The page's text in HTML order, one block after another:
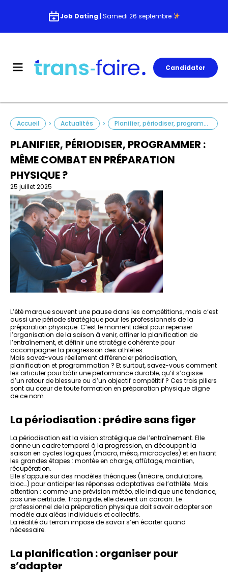
Job Dating | Samedi 26 septembre
Candidater
Accueil > Actualités > Planifier, périodiser, programmer : même combat en préparation physique ?
PLANIFIER, PÉRIODISER, PROGRAMMER :
MÊME COMBAT EN PRÉPARATION
PHYSIQUE ?
25 juillet 2025
L’été marque souvent une pause dans les compétitions, mais c’est
aussi une période stratégique pour les professionnels de la
préparation physique. C’est le moment idéal pour repenser
l’organisation de la saison à venir, affiner la planification de
l’entraînement, et définir une stratégie cohérente pour
accompagner la progression des athlètes.
Mais savez-vous réellement différencier périodisation,
planification et programmation ? Et surtout, savez-vous comment
les articuler pour bâtir une performance durable, qu’il s’agisse
d’un retour de blessure ou d’un objectif compétitif ? Ces trois piliers
sont au cœur de toute formation en préparation physique digne
de ce nom.
La périodisation : prédire sans figer
La périodisation est la vision stratégique de l’entraînement. Elle
donne un cadre temporel à la progression, en découpant la
saison en cycles logiques (macro, méso, microcycles) et en fixant
les grandes étapes : montée en charge, affûtage, maintien,
récupération.
Elle s’appuie sur des modèles théoriques (linéaire, ondulatoire,
bloc…) pour anticiper les réponses adaptatives de l’athlète. Mais
attention : comme une prévision météo, elle indique une tendance,
pas une certitude. Trop rigide, elle devient un carcan. Le
professionnel de la préparation physique doit savoir adapter son
modèle aux aléas individuels et collectifs.
La réalité du terrain impose de savoir s’en écarter quand
nécessaire.
La planification : organiser pour
s’adapter